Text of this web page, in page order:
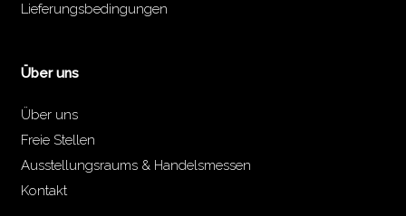
Lieferungsbedingungen
Über uns
Über uns
Freie Stellen
Ausstellungsraums & Handelsmessen
Kontakt